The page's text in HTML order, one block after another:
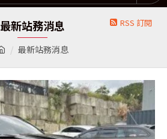
最新站務消息
最新站務消息 RSS 訂閱